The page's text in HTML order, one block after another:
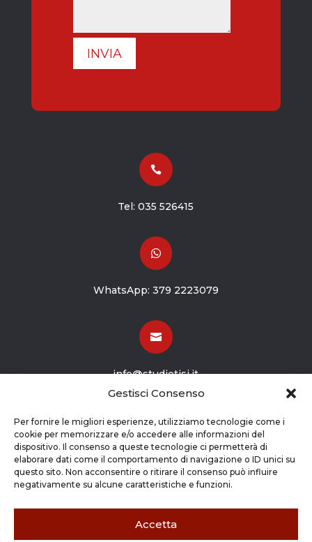
Gestisci Consenso
Per fornire le migliori esperienze, utilizziamo tecnologie come i
cookie per memorizzare e/o accedere alle informazioni del
dispositivo. Il consenso a queste tecnologie ci permetterà di
elaborare dati come il comportamento di navigazione o ID unici su
questo sito. Non acconsentire o ritirare il consenso può influire
negativamente su alcune caratteristiche e funzioni.
Accetta
INVIA

Tel:035 526415

WhatsApp: 379 2223079

info@studiotisi.it

Viale Europa 8
Grassobbio BG (24050)